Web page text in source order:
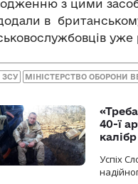
з цими
в
МІНІСТЕРСТВО ОБОРОНИ
40-ї
Успіх